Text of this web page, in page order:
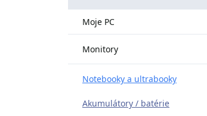
Moje PC
Monitory
Notebooky a ultrabooky
Akumulátory / batérie